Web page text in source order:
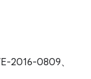
2016-0809、